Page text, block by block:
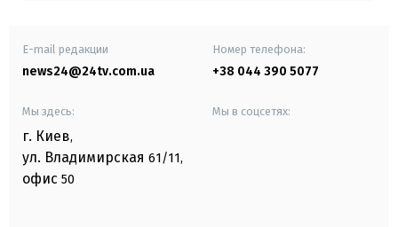
E-mail редакции
news24@24tv.com.ua
Номер телефона:
+38 044 390 5077
Мы здесь:
г. Киев,
ул. Владимирская 61/11,
офис 50
Мы в соцсетях: